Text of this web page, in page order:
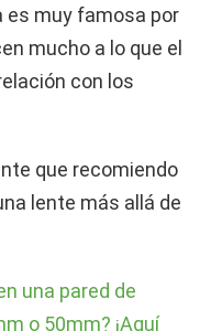
es muy famosa por
mucho a lo que el
con los
que recomiendo
lente más allá de